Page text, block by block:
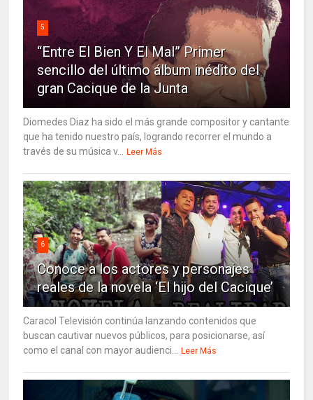
5
“Entre El Bien Y El Mal” Primer
sencillo del último álbum inédito del
gran Cacique de la Junta
Diomedes Diaz ha sido el más grande compositor y cantante
que ha tenido nuestro país, logrando recorrer el mundo a
través de su música v... Leer Más
6
Conoce a los actores y personajes
reales de la novela ‘El hijo del Cacique’
Caracol Televisión continúa lanzando contenidos que
buscan cautivar nuevos públicos, para posicionarse, así
como el canal con mayor audienci... Leer Más